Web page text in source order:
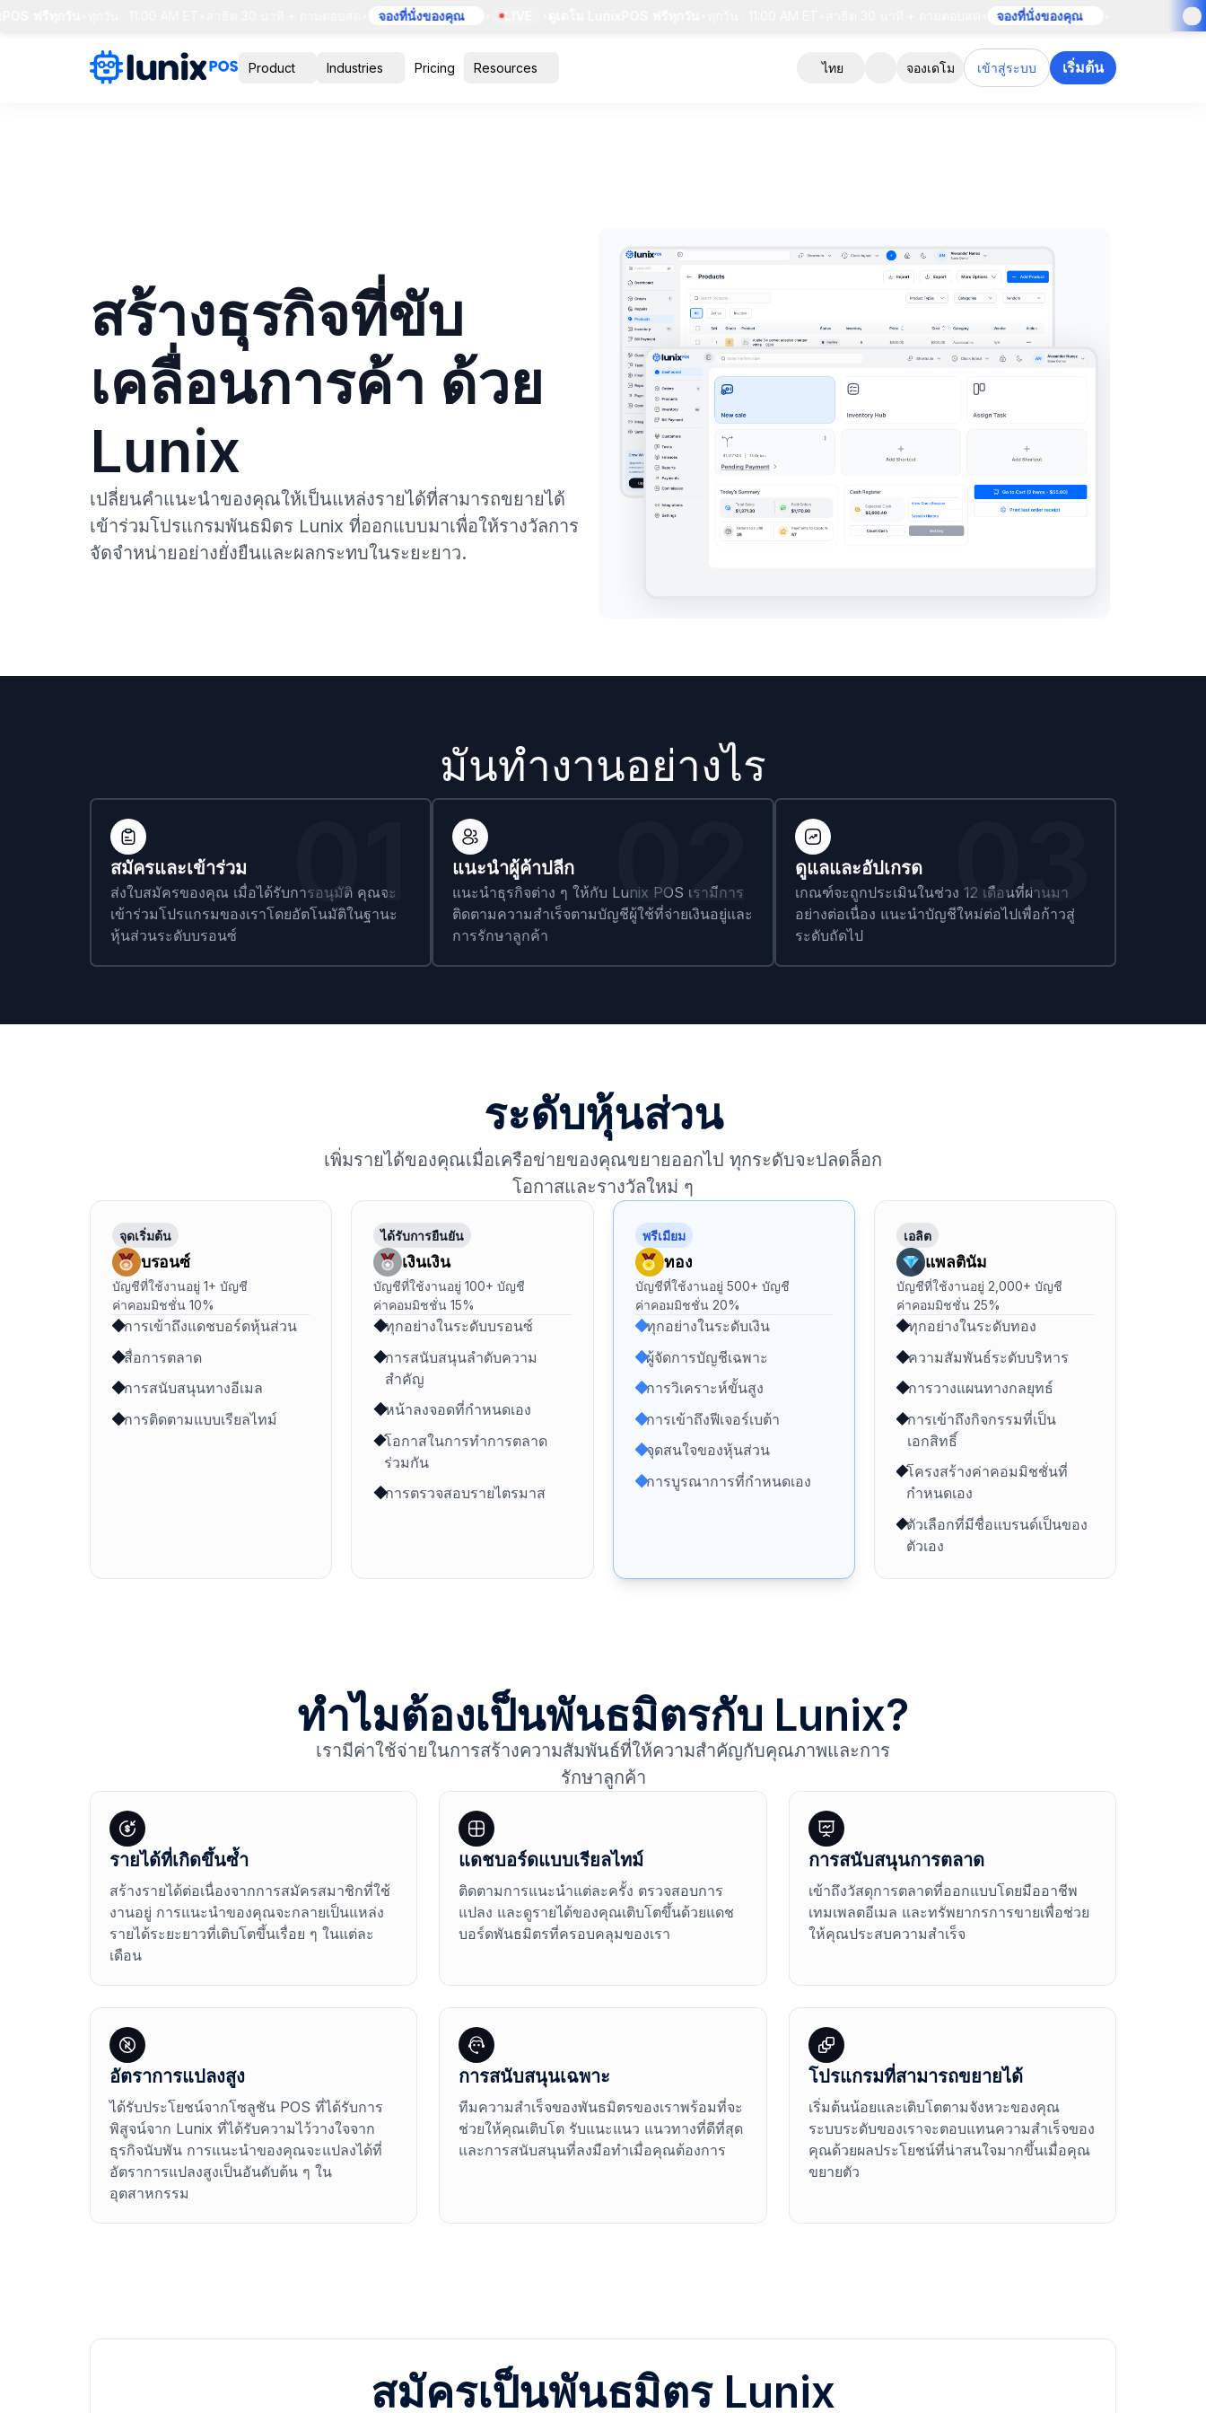
จองที่นั่งของคุณ • LIVE จองที่นั่งของคุณ •
Product Industries Pricing Resources ไทย จองเดโม เข้าสู่ระบบ เริ่มต้น
สร้างธุรกิจที่ขับ
เคลื่อนการค้า ด้วย
Lunix
เปลี่ยนคำแนะนำของคุณให้เป็นแหล่งรายได้ที่สามารถขยายได้
เข้าร่วมโปรแกรมพันธมิตร Lunix ที่ออกแบบมาเพื่อให้รางวัลการ
จัดจำหน่ายอย่างยั่งยืนและผลกระทบในระยะยาว.
มันทำงานอย่างไร
สมัครและเข้าร่วม
ส่งใบสมัครของคุณ เมื่อได้รับการอนุมัติ คุณจะ
เข้าร่วมโปรแกรมของเราโดยอัตโนมัติในฐานะ
หุ้นส่วนระดับบรอนซ์
01 แนะนำผู้ค้าปลีก
แนะนำธุรกิจต่าง ๆ ให้กับ Lunix POS เรามีการ
ติดตามความสำเร็จตามบัญชีผู้ใช้ที่จ่ายเงินอยู่และ
การรักษาลูกค้า
02 ดูแลและอัปเกรด
เกณฑ์จะถูกประเมินในช่วง 12 เดือนที่ผ่านมา
อย่างต่อเนื่อง แนะนำบัญชีใหม่ต่อไปเพื่อก้าวสู่
ระดับถัดไป
03
ระดับหุ้นส่วน
เพิ่มรายได้ของคุณเมื่อเครือข่ายของคุณขยายออกไป ทุกระดับจะปลดล็อก
โอกาสและรางวัลใหม่ ๆ
จุดเริ่มต้น
บรอนซ์
บัญชีที่ใช้งานอยู่ 1+ บัญชี
ค่าคอมมิชชั่น 10%
การเข้าถึงแดชบอร์ดหุ้นส่วน
สื่อการตลาด
การสนับสนุนทางอีเมล
การติดตามแบบเรียลไทม์
ได้รับการยืนยัน
เงินเงิน
บัญชีที่ใช้งานอยู่ 100+ บัญชี
ค่าคอมมิชชั่น 15%
ทุกอย่างในระดับบรอนซ์
การสนับสนุนลำดับความ
สำคัญ
หน้าลงจอดที่กำหนดเอง
โอกาสในการทำการตลาด
ร่วมกัน
การตรวจสอบรายไตรมาส
พรีเมียม
ทอง
บัญชีที่ใช้งานอยู่ 500+ บัญชี
ค่าคอมมิชชั่น 20%
ทุกอย่างในระดับเงิน
ผู้จัดการบัญชีเฉพาะ
การวิเคราะห์ขั้นสูง
การเข้าถึงฟีเจอร์เบต้า
จุดสนใจของหุ้นส่วน
การบูรณาการที่กำหนดเอง
เอลิต
แพลตินัม
บัญชีที่ใช้งานอยู่ 2,000+ บัญชี
ค่าคอมมิชชั่น 25%
ทุกอย่างในระดับทอง
ความสัมพันธ์ระดับบริหาร
การวางแผนทางกลยุทธ์
การเข้าถึงกิจกรรมที่เป็น
เอกสิทธิ์
โครงสร้างค่าคอมมิชชั่นที่
กำหนดเอง
ตัวเลือกที่มีชื่อแบรนด์เป็นของ
ตัวเอง
ทำไมต้องเป็นพันธมิตรกับ Lunix?
เรามีค่าใช้จ่ายในการสร้างความสัมพันธ์ที่ให้ความสำคัญกับคุณภาพและการ
รักษาลูกค้า
รายได้ที่เกิดขึ้นซ้ำ
สร้างรายได้ต่อเนื่องจากการสมัครสมาชิกที่ใช้
งานอยู่ การแนะนำของคุณจะกลายเป็นแหล่ง
รายได้ระยะยาวที่เติบโตขึ้นเรื่อย ๆ ในแต่ละ
เดือน
แดชบอร์ดแบบเรียลไทม์
ติดตามการแนะนำแต่ละครั้ง ตรวจสอบการ
แปลง และดูรายได้ของคุณเติบโตขึ้นด้วยแดช
บอร์ดพันธมิตรที่ครอบคลุมของเรา
การสนับสนุนการตลาด
เข้าถึงวัสดุการตลาดที่ออกแบบโดยมืออาชีพ
เทมเพลตอีเมล และทรัพยากรการขายเพื่อช่วย
ให้คุณประสบความสำเร็จ
อัตราการแปลงสูง
ได้รับประโยชน์จากโซลูชัน POS ที่ได้รับการ
พิสูจน์จาก Lunix ที่ได้รับความไว้วางใจจาก
ธุรกิจนับพัน การแนะนำของคุณจะแปลงได้ที่
อัตราการแปลงสูงเป็นอันดับต้น ๆ ใน
อุตสาหกรรม
การสนับสนุนเฉพาะ
ทีมความสำเร็จของพันธมิตรของเราพร้อมที่จะ
ช่วยให้คุณเติบโต รับแนะแนว แนวทางที่ดีที่สุด
และการสนับสนุนที่ลงมือทำเมื่อคุณต้องการ
โปรแกรมที่สามารถขยายได้
เริ่มต้นน้อยและเติบโตตามจังหวะของคุณ
ระบบระดับของเราจะตอบแทนความสำเร็จของ
คุณด้วยผลประโยชน์ที่น่าสนใจมากขึ้นเมื่อคุณ
ขยายตัว
สมัครเป็นพันธมิตร Lunix